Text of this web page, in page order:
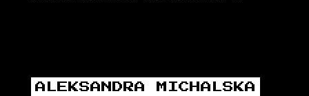
ALEKSANDRA MICHALSKA